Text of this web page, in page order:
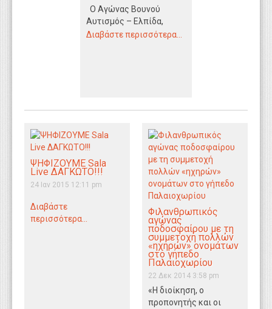
Ο Αγώνας Βουνού
Αυτισμός – Ελπίδα,
διεξάγετε στο
Διαβάστε περισσότερα...
ΨΗΦΙΖΟΥΜΕ Sala
Live ΔΑΓΚΩΤΟ!!!
24 Ιαν 2015 12:11 pm
Διαβάστε
περισσότερα...
Φιλανθρωπικός
αγώνας
ποδοσφαίρου με τη
συμμετοχή πολλών
«ηχηρών» ονομάτων
στο γήπεδο
Παλαιοχωρίου
22 Δεκ 2014 3:58 pm
«Η διοίκηση, ο
προπονητής και οι